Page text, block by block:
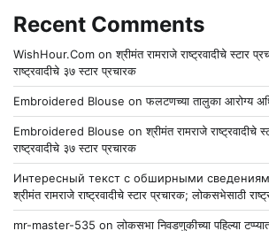
Recent Comments
WishHour.Com onश्रीमंत रामराजे राष्ट्रवादीचे स्टार
राष्ट्रवादीचे ३७ स्टार प्रचारक
Embroidered Blouse onफलटणच्या तालुका आरोग्य
Embroidered Blouse onश्रीमंत रामराजे
राष्ट्रवादीचे ३७ स्टार प्रचारक
श्रीमंत रामराजे राष्ट्रवादीचे स्टार प्रचारक; लोकसभेसाठी
mr-master-535 onलोकसभा निवडणुकीच्या पहिल्या